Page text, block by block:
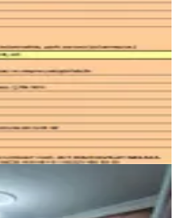
Kat·03.08.2026
Kiralık 4+1